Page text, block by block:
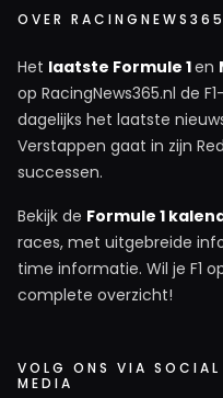
OVER RACINGNEWS365
Het laatste Formule 1en
op RacingNews365.nl de
dagelijks het laatste
Verstappen gaat in zijn
successen.
Bekijk de Formule 1
races, met uitgebreide
time informatie. Wil je F1
complete overzicht!
VOLG ONS VIA SOCIAL
MEDIA